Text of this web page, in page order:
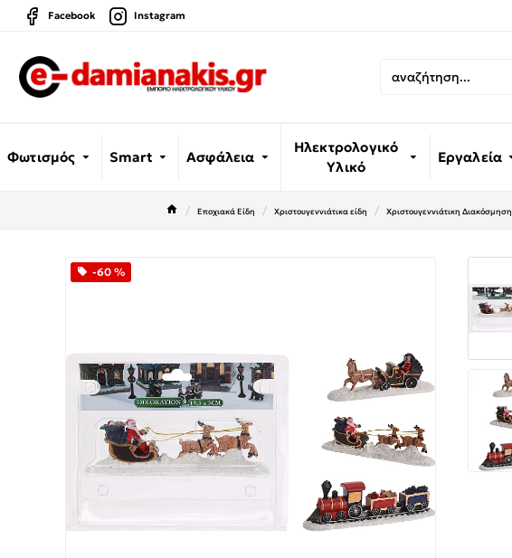
Facebook Instagram
Φωτισμός Smart Ασφάλεια
Ηλεκτρολογικό
Υλικό
Εργαλεία
Εποχιακά Είδη Χριστουγεννιάτικα είδη Χριστουγεννιάτικη Διακόσμηση
-60 %